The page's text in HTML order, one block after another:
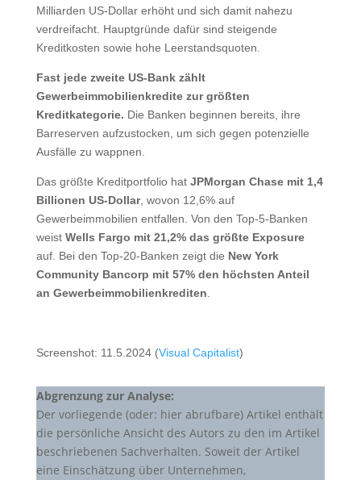
Milliarden US-Dollar erhöht und sich damit nahezu
verdreifacht. Hauptgründe dafür sind steigende
Kreditkosten sowie hohe Leerstandsquoten.
Fast jede zweite US-Bank zählt
Gewerbeimmobilienkredite zur größten
Kreditkategorie. Die Banken beginnen bereits, ihre
Barreserven aufzustocken, um sich gegen potenzielle
Ausfälle zu wappnen.
Das größte Kreditportfolio hat JPMorgan Chase mit 1,4
Billionen US-Dollar, wovon 12,6% auf
Gewerbeimmobilien entfallen. Von den Top-5-Banken
weist Wells Fargo mit 21,2% das größte Exposure
auf. Bei den Top-20-Banken zeigt die New York
Community Bancorp mit 57% den höchsten Anteil
an Gewerbeimmobilienkrediten
Screenshot: 11.5.2024 (Visual Capitalist)
Abgrenzung zur Analyse:
Der vorliegende (oder: hier abrufbare) Artikel enthält
die persönliche Ansicht des Autors zu den im Artikel
beschriebenen Sachverhalten. Soweit der Artikel
eine Einschätzung über Unternehmen,